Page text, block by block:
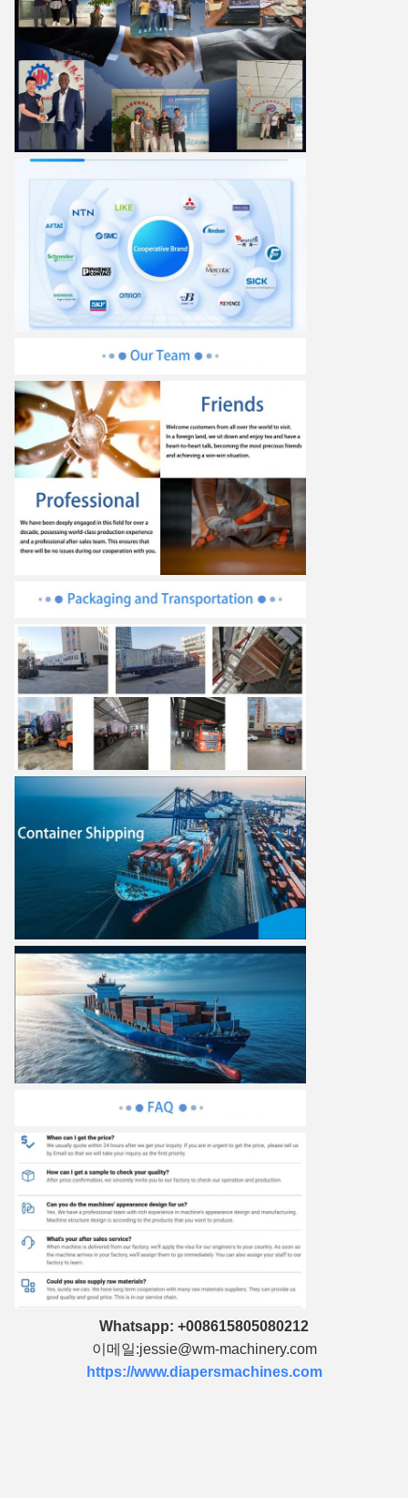
Whatsapp: +008615805080212
이메일:jessie@wm-machinery.com
https://www.diapersmachines.com